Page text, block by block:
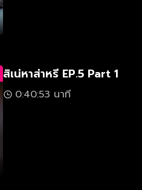
สิเน่หาส่าหรี EP.5 Part 1
0:40:53 นาที